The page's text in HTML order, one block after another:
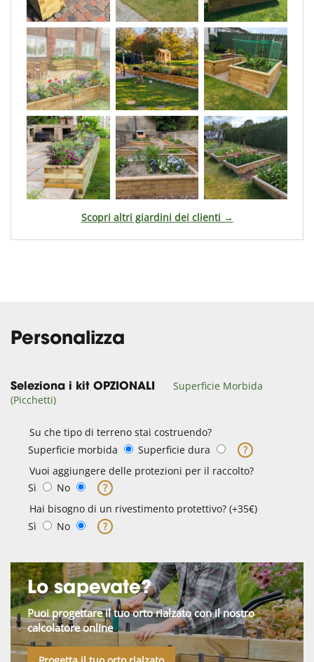
Scopri altri giardini dei clienti →
Personalizza
Seleziona i kit OPZIONALI
Superficie Morbida
(Picchetti)
Su che tipo di terreno stai costruendo?
Superficie morbida
Superficie dura
?
Vuoi aggiungere delle protezioni per il raccolto?
Sì
No
?
Hai bisogno di un rivestimento protettivo? (+35€)
Sì
No ?
Lo sapevate?
Puoi progettare il tuo orto rialzato con il nostro
calcolatore online